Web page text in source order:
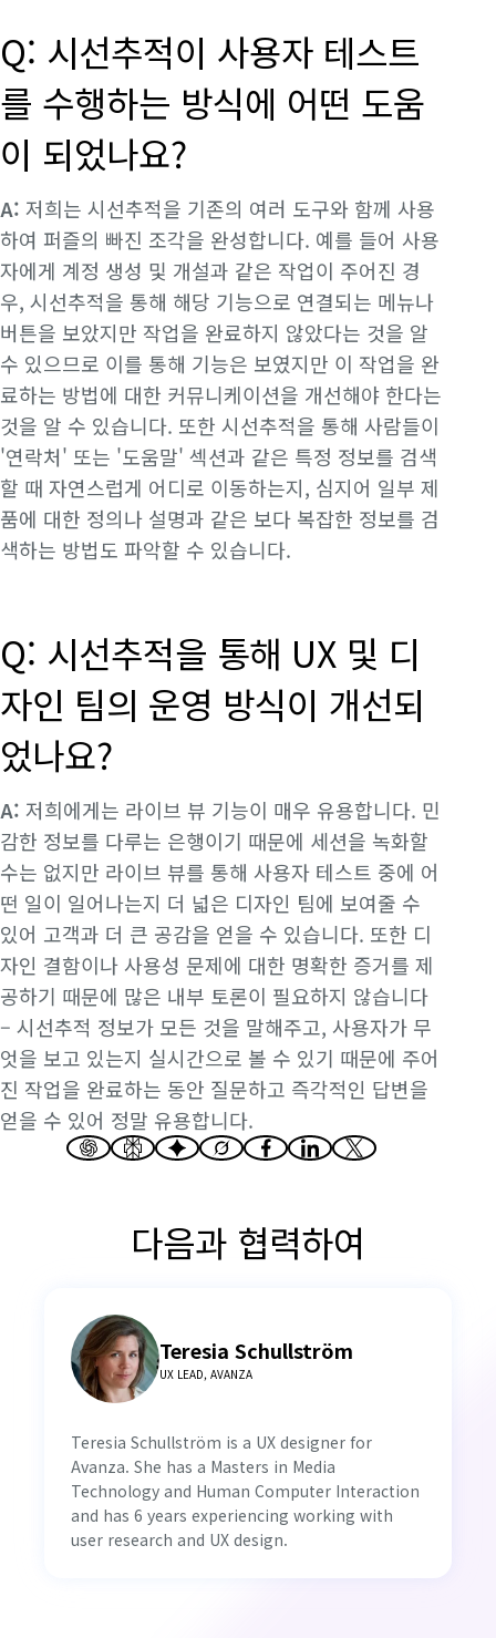
Q: 시선추적이 사용자 테스트
를 수행하는 방식에 어떤 도움
이 되었나요?
A: 저희는 시선추적을 기존의 여러 도구와 함께 사용
하여 퍼즐의 빠진 조각을 완성합니다. 예를 들어 사용
자에게 계정 생성 및 개설과 같은 작업이 주어진 경
우, 시선추적을 통해 해당 기능으로 연결되는 메뉴나
버튼을 보았지만 작업을 완료하지 않았다는 것을 알
수 있으므로 이를 통해 기능은 보였지만 이 작업을 완
료하는 방법에 대한 커뮤니케이션을 개선해야 한다는
것을 알 수 있습니다. 또한 시선추적을 통해 사람들이
'연락처' 또는 '도움말' 섹션과 같은 특정 정보를 검색
할 때 자연스럽게 어디로 이동하는지, 심지어 일부 제
품에 대한 정의나 설명과 같은 보다 복잡한 정보를 검
색하는 방법도 파악할 수 있습니다.
Q: 시선추적을 통해 UX 및 디
자인 팀의 운영 방식이 개선되
었나요?
A: 저희에게는 라이브 뷰 기능이 매우 유용합니다. 민
감한 정보를 다루는 은행이기 때문에 세션을 녹화할
수는 없지만 라이브 뷰를 통해 사용자 테스트 중에 어
떤 일이 일어나는지 더 넓은 디자인 팀에 보여줄 수
있어 고객과 더 큰 공감을 얻을 수 있습니다. 또한 디
자인 결함이나 사용성 문제에 대한 명확한 증거를 제
공하기 때문에 많은 내부 토론이 필요하지 않습니다
– 시선추적 정보가 모든 것을 말해주고, 사용자가 무
엇을 보고 있는지 실시간으로 볼 수 있기 때문에 주어
진 작업을 완료하는 동안 질문하고 즉각적인 답변을
얻을 수 있어 정말 유용합니다.
다음과 협력하여
Teresia Schullström
UX LEAD, AVANZA
Teresia Schullström is a UX designer for
Avanza. She has a Masters in Media
Technology and Human Computer Interaction
and has 6 years experiencing working with
user research and UX design.